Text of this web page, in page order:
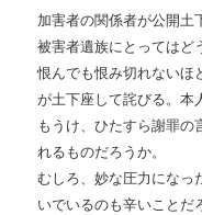
加害者の関係者が公開土
被害者遺族にとってはど
恨んでも恨み切れないほ
が土下座して詫びる。本
もうけ、ひたすら謝罪の
れるものだろうか。
むしろ、妙な圧力になっ
いでいるのも辛いことだ